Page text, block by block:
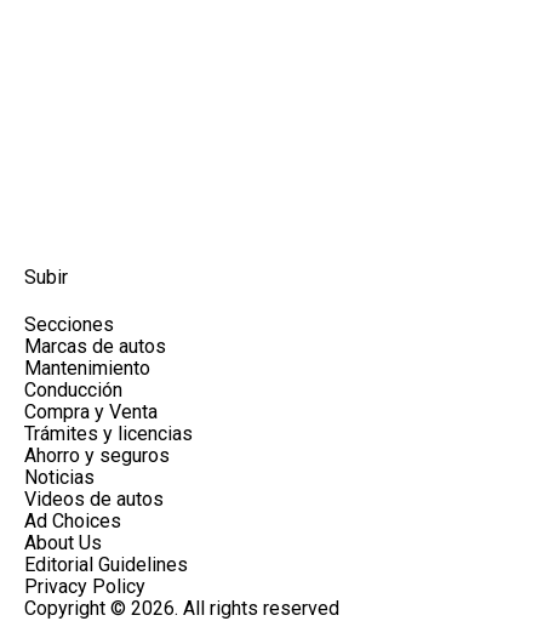
Subir
Secciones
Marcas de autos
Mantenimiento
Conducción
Compra y Venta
Trámites y licencias
Ahorro y seguros
Noticias
Videos de autos
Ad Choices
About Us
Editorial Guidelines
Privacy Policy
Copyright © 2026. All rights reserved